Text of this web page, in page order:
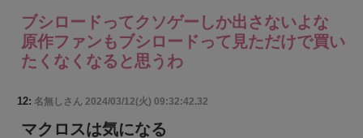
ブシロードってクソゲーしか出さないよな
原作ファンもブシロードって見ただけで買い
たくなくなると思うわ
12: 名無しさん 2024/03/12(火) 09:32:42.32
マクロスは気になる